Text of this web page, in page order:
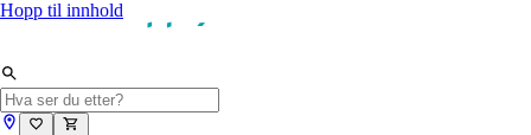
Hopp til innhold